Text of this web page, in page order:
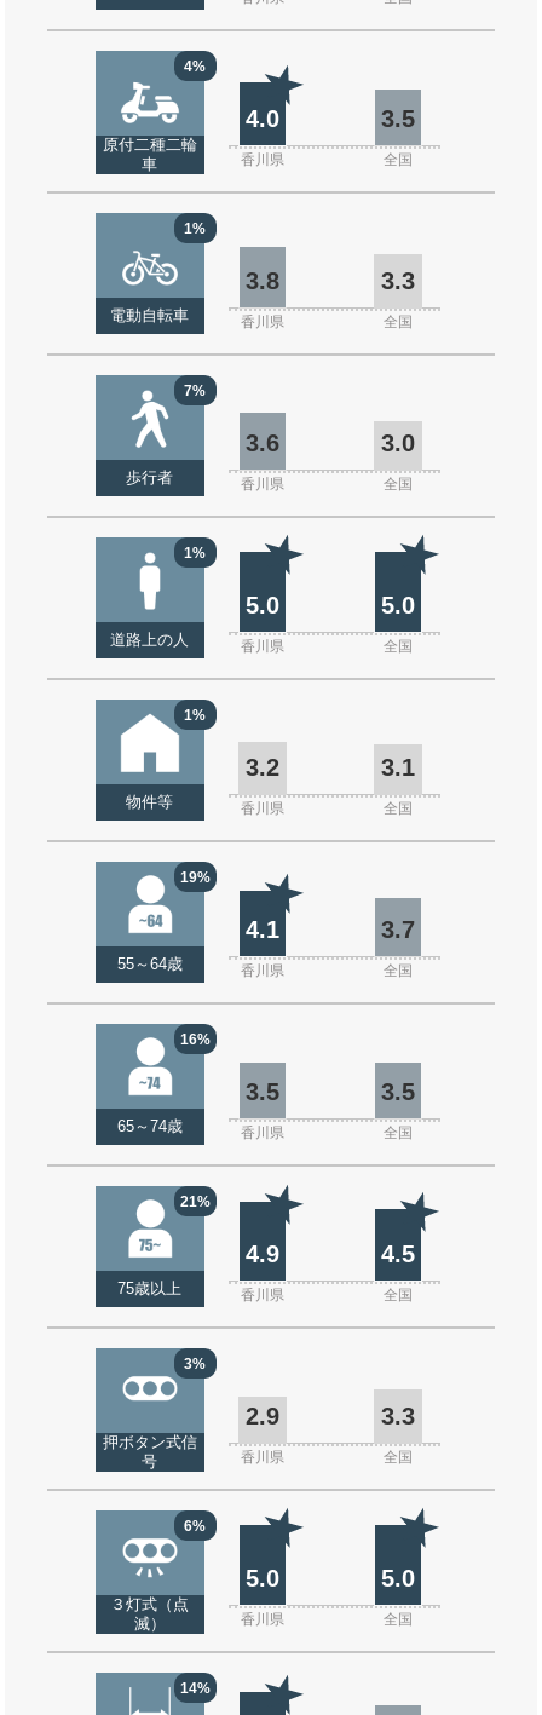
4%
原付二種二輪
車
4.0 3.5
香川県 全国
1%
電動自転車
3.8 3.3
香川県 全国
7%
歩行者
3.6 3.0
香川県 全国
1%
道路上の人
5.0 5.0
香川県 全国
1%
物件等
3.2 3.1
香川県 全国
19%
55～64歳
4.1 3.7
香川県 全国
16%
65～74歳
3.5 3.5
香川県 全国
21%
75歳以上
4.9 4.5
香川県 全国
3%
押ボタン式信
号
2.9 3.3
香川県 全国
6%
３灯式（点
滅）
5.0 5.0
香川県 全国
14%